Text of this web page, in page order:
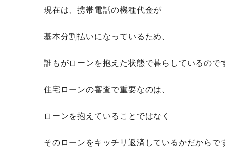
現在は、携帯電話の機種代金が
基本分割払いになっているため、
誰もがローンを抱えた状態で暮らしているので
住宅ローンの審査で重要なのは、
ローンを抱えていることではなく
そのローンをキッチリ返済しているかだからで